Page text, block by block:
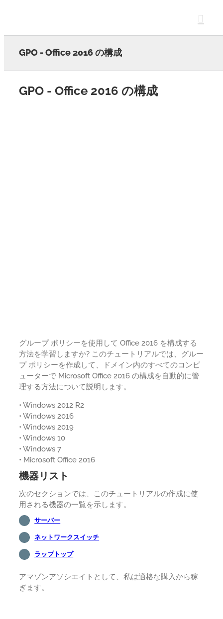
GPO - Office 2016 の構成
GPO - Office 2016 の構成
グループ ポリシーを使用して Office 2016 を構成する
方法を学習しますか? このチュートリアルでは、グルー
プ ポリシーを作成して、ドメイン内のすべてのコンピ
ューターで Microsoft Office 2016 の構成を自動的に管
理する方法について説明します。
• Windows 2012 R2
• Windows 2016
• Windows 2019
• Windows 10
• Windows 7
• Microsoft Office 2016
機器リスト
次のセクションでは、このチュートリアルの作成に使
用される機器の一覧を示します。
サーバー
ネットワークスイッチ
ラップトップ
アマゾンアソシエイトとして、私は適格な購入から稼
ぎます。